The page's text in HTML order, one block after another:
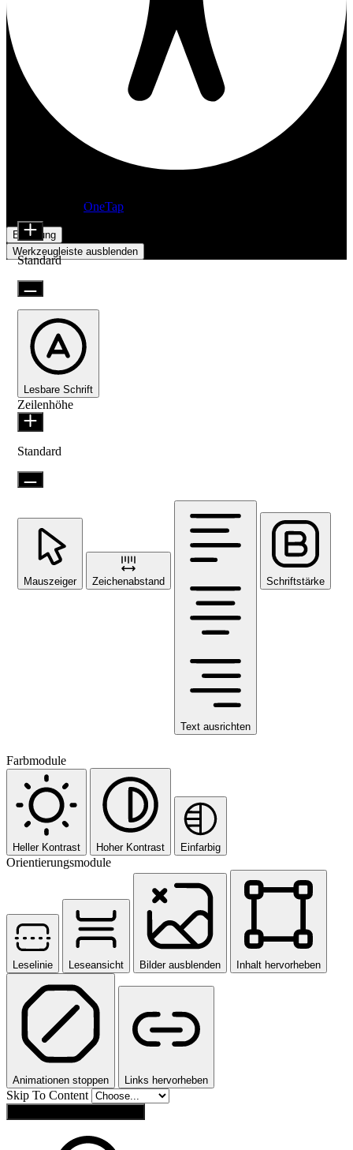
OneTap
Erklärung
Werkzeugleiste ausblenden
Inhaltsmodule
Standard
Lesbare Schrift
Zeilenhöhe
Standard
Mauszeiger Zeichenabstand
Text ausrichten
Schriftstärke
Farbmodule
Heller Kontrast Hoher Kontrast Einfarbig
Orientierungsmodule
Leselinie Leseansicht Bilder ausblenden Inhalt hervorheben
Animationen stoppen Links hervorheben
Skip To Content